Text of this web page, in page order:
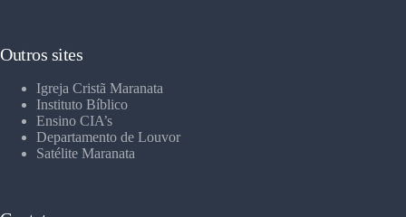
Outros sites
Igreja Cristã Maranata
Instituto Bíblico
Ensino CIA’s
Departamento de Louvor
Satélite Maranata